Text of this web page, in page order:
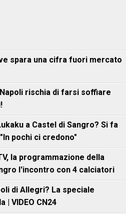
spara una cifra fuori mercato
rischia di farsi soffiare
a Castel di Sangro? Si fa
pochi ci credono"
la programmazione della
l'incontro con 4 calciatori
di Allegri? La speciale
| VIDEO CN24